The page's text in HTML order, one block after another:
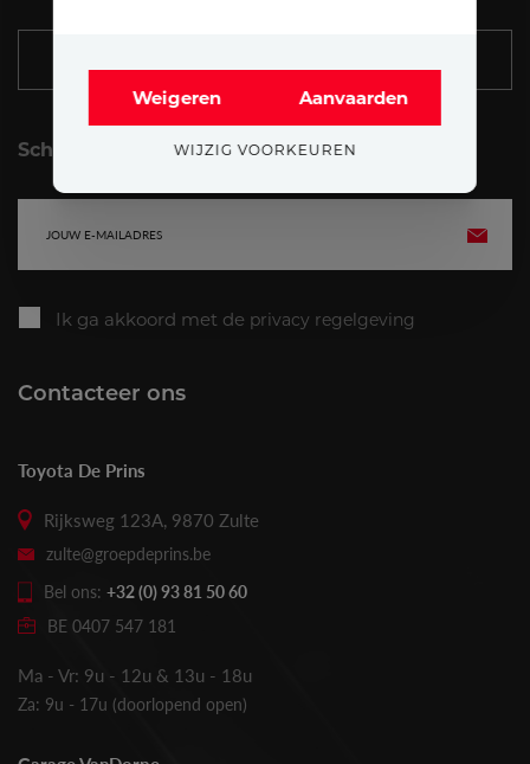
Schrijf je in op onze nieuwsbrief
mailadres
Ik ga akkoord met de privacy regelgeving
Contacteer ons
Toyota De Prins
Rijksweg 123A, 9870 Zulte
zulte@groepdeprins.be
Bel ons: +32 (0) 93 81 50 60
BE 0407 547 181
Ma - Vr: 9u - 12u & 13u - 18u
Za: 9u - 17u (doorlopend open)
Weigeren Aanvaarden
WIJZIG VOORKEUREN